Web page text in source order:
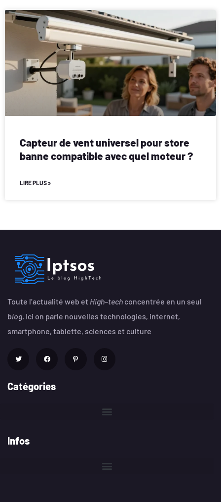
Capteur de vent universel pour store
banne compatible avec quel moteur ?
LIRE PLUS »
Toute l’actualité web et High–tech concentrée en un seul
blog. Ici on parle nouvelles technologies, internet,
smartphone, tablette, sciences et culture
Catégories
Infos